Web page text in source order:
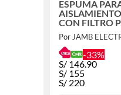
ESPUMA PARA
CON FILTRO
MICROFONO
Por JAMB
-33%
S/ 146.90
S/ 155
S/ 220